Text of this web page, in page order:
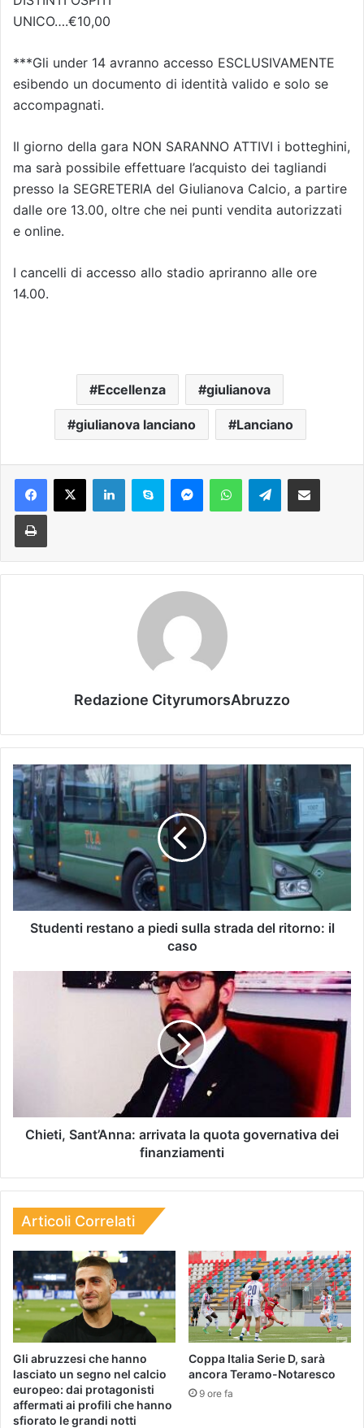
UNICO….€10,00
***Gli under 14 avranno accesso ESCLUSIVAMENTE
esibendo un documento di identità valido e solo se
accompagnati.
Il giorno della gara NON SARANNO ATTIVI i botteghini,
ma sarà possibile effettuare l’acquisto dei tagliandi
presso la SEGRETERIA del Giulianova Calcio, a partire
dalle ore 13.00, oltre che nei punti vendita autorizzati
e online.
I cancelli di accesso allo stadio apriranno alle ore
14.00.
Eccellenza giulianova
giulianova lanciano Lanciano
Telegram
Redazione CityrumorsAbruzzo
Studenti restano a piedi sulla strada del ritorno: il
caso
Chieti, Sant’Anna: arrivata la quota governativa dei
finanziamenti
Articoli Correlati
Gli abruzzesi che hanno
lasciato un segno nel calcio
europeo: dai protagonisti
affermati ai profili che hanno
sfiorato le grandi notti
Coppa Italia Serie D, sarà
ancora Teramo-Notaresco
9 ore fa